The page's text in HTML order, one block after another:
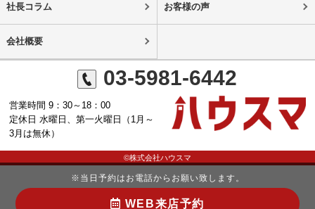
社長コラム お客様の声
会社概要
03-5981-6442
営業時間 9：30～18：00
定休日 水曜日、第一火曜日（1月～
3月は無休）
©株式会社ハウスマ
※当日予約はお電話からお願い致します。
WEB来店予約